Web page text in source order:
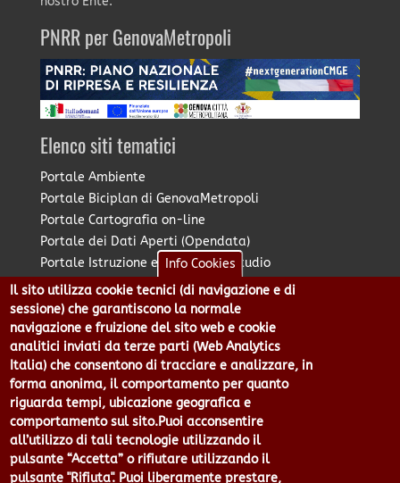
PNRR per GenovaMetropoli
Elenco siti tematici
Portale Ambiente
Portale Biciplan di GenovaMetropoli
Portale Cartografia on-line
Portale dei Dati Aperti (Opendata)
Portale Istruzione e Diritto allo Studio
Portale Marketing Territoriale
Portale Piano Strategico Metropolitano
Portale PUMS di GenovaMetropoli
Portale Stazione Unica Appaltante
Pratico: procedimenti e istanze online
Città Metropolitana di Genova - Piazzale Mazzini 2 -16122 -
Genova | CF:80007350103 - P.Iva: 00949170104 | Codice IPA: cmge
Centralino 010 54991 Fax 010 5499244 URP 010 5499456
Info Cookies
Il sito utilizza cookie tecnici (di navigazione e di
sessione) che garantiscono la normale
navigazione e fruizione del sito web e cookie
analitici inviati da terze parti (Web Analytics
Italia) che consentono di tracciare e analizzare, in
forma anonima, il comportamento per quanto
riguarda tempi, ubicazione geografica e
comportamento sul sito.Puoi acconsentire
all’utilizzo di tali tecnologie utilizzando il
pulsante “Accetta” o rifiutare utilizzando il
pulsante "Rifiuta". Puoi liberamente prestare,